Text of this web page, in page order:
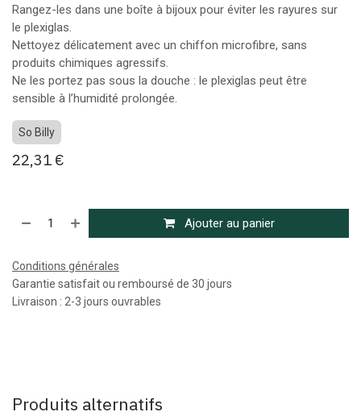
Rangez-les dans une boîte à bijoux pour éviter les rayures sur
le plexiglas.
Nettoyez délicatement avec un chiffon microfibre, sans
produits chimiques agressifs.
Ne les portez pas sous la douche : le plexiglas peut être
sensible à l’humidité prolongée.
So Billy
22,31 €
Ajouter au panier
Conditions générales
Garantie satisfait ou remboursé de 30 jours
Livraison : 2-3 jours ouvrables
Produits alternatifs